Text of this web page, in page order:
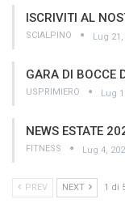
ISCRIVITI AL
SCIALPINO Lug 21,
GARA DI BOCCE
USPRIMIERO Lug
NEWS ESTATE
FITNESS Lug 4,
PREV NEXT 1 di